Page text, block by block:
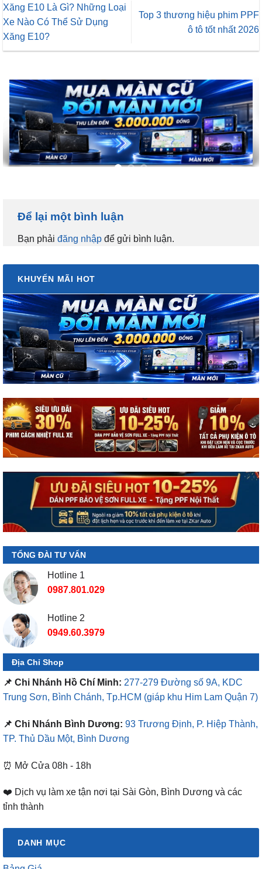
Xăng E10 Là Gì? Những Loại
Xe Nào Có Thể Sử Dụng
Xăng E10?
Top 3 thương hiệu phim PPF
ô tô tốt nhất 2026
Để lại một bình luận
Bạn phải đăng nhập để gửi bình luận.
KHUYẾN MÃI HOT
TỔNG ĐÀI TƯ VẤN
Hotline 1
0987.801.029
Hotline 2
0949.60.3979
Địa Chỉ Shop
📌 Chi Nhánh Hồ Chí Minh: 277-279 Đường số 9A, KDC
Trung Sơn, Bình Chánh, Tp.HCM (giáp khu Him Lam Quận 7)
📌 Chi Nhánh Bình Dương: 93 Trương Định, P. Hiệp Thành,
TP. Thủ Dầu Một, Bình Dương
⏰ Mở Cửa 08h - 18h
❤️ Dịch vụ làm xe tận nơi tại Sài Gòn, Bình Dương và các
tỉnh thành
DANH MỤC